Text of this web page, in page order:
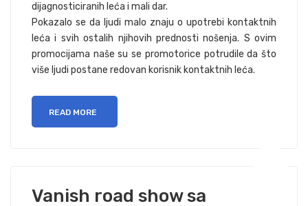
dijagnosticiranih leća i mali dar.
Pokazalo se da ljudi malo znaju o upotrebi kontaktnih
leća i svih ostalih njihovih prednosti nošenja. S ovim
promocijama naše su se promotorice potrudile da što
više ljudi postane redovan korisnik kontaktnih leća.
READ MORE
Vanish road show sa